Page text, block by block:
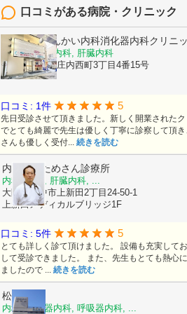
口コミがある病院・クリニック
庄内駅前しんかい内科消化器内科クリニ
内科, 消化器内科, 肝臓内科
大阪府豊中市庄内西町3丁目4番15号
口コミ: 1件 5
先日受診させて頂きました。新しく開業されたク
でとても綺麗で先生は優しく丁寧に診察して頂
さんも優しく受付... 続きを読む
内科外科ためさん診療所
内科, 外科, 肝臓内科, ...
大阪府豊中市上新田2丁目24-50-1
上新田メディカルブリッジ1F
口コミ: 5件 5
とても詳しく診て頂けました。 設備も充実して
して受診できました。 また、先生もとても熱心
ましたので ... 続きを読む
松田内科
内科, 消化器内科, 呼吸器内科, ...